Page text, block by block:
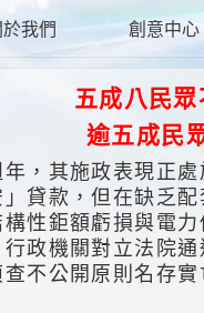
於我們 創意中心
五成八民
逾五成民
，其施政表現正
貸款，但在缺乏
性鉅額虧損與電
政機關對立法院
不公開原則名存